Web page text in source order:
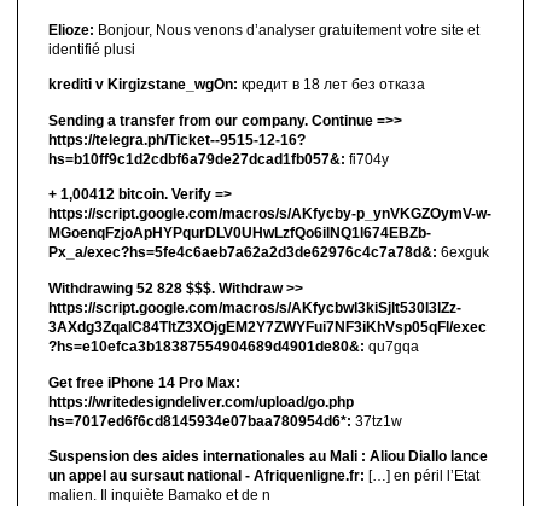
Elioze: Bonjour, Nous venons d’analyser gratuitement votre site et
identifié plusi
krediti v Kirgizstane_wgOn: кредит в 18 лет без отказа
Sending a transfer from our company. Continue =>>
https://telegra.ph/Ticket--9515-12-16?
hs=b10ff9c1d2cdbf6a79de27dcad1fb057&: fi704y
+ 1,00412 bitсоin. Verify =>
https://script.google.com/macros/s/AKfycby-p_ynVKGZOymV-w-
MGoenqFzjoApHYPqurDLV0UHwLzfQo6ilNQ1l674EBZb-
Px_a/exec?hs=5fe4c6aeb7a62a2d3de62976c4c7a78d&: 6exguk
Withdrawing 52 828 $$$. Withdrаw >>
https://script.google.com/macros/s/AKfycbwl3kiSjlt530I3lZz-
3AXdg3ZqalC84TltZ3XOjgEM2Y7ZWYFui7NF3iKhVsp05qFl/exec
?hs=e10efca3b18387554904689d4901de80&: qu7gqa
Get free iPhone 14 Pro Max:
https://writedesigndeliver.com/upload/go.php
hs=7017ed6f6cd8145934e07baa780954d6*: 37tz1w
Suspension des aides internationales au Mali : Aliou Diallo lance
un appel au sursaut national - Afriquenligne.fr: […] en péril l’Etat
malien. Il inquiète Bamako et de n